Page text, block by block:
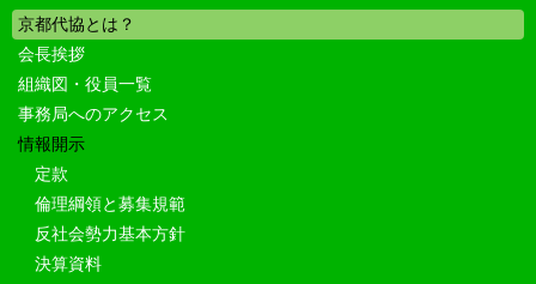
京都代協とは？
会長挨拶
組織図・役員一覧
事務局へのアクセス
情報開示
定款
倫理綱領と募集規範
反社会勢力基本方針
決算資料